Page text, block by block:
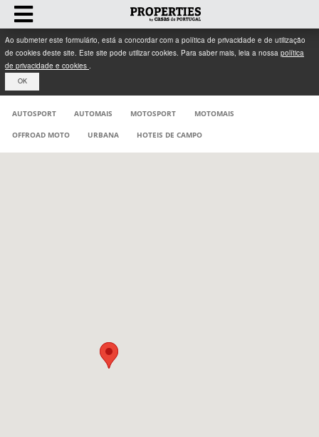
Ao submeter este formulário, está a concordar com a política de privacidade e de utilização
de cookies deste site. Este site pode utilizar cookies. Para saber mais, leia a nossa política
de privacidade e cookies .
OK
AUTOSPORT AUTOMAIS MOTOSPORT MOTOMAIS
OFFROAD MOTO URBANA HOTEIS DE CAMPO